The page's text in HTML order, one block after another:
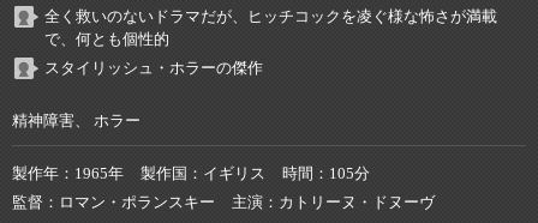
全く救いのないドラマだが、ヒッチコックを凌ぐ様な怖さが満載
で、何とも個性的
スタイリッシュ・ホラーの傑作
精神障害、 ホラー
製作年 1965年 製作国 イギリス 時間
105分
監督
ロマン・ポランスキー 主演 カトリーヌ・ドヌーヴ